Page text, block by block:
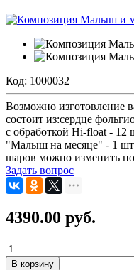
Код: 1000032
Возможно изготовление
состоит из:сердце
с обработкой Hi-float - 12
"Малыш на месяце" - 1
шаров можно изменить
Задать вопрос
4390.00 руб.
В корзину